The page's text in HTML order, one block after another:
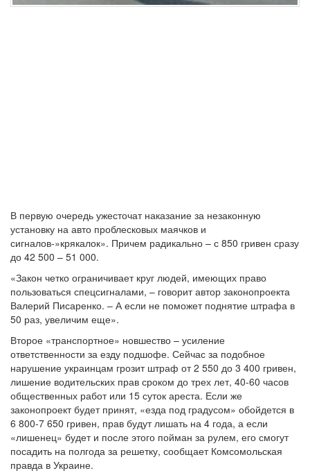
В первую очередь ужесточат наказание за незаконную
установку на авто проблесковых маячков и
сигналов-»крякалок». Причем радикально – с 850 гривен сразу
до 42 500 – 51 000.
«Закон четко ограничивает круг людей, имеющих право
пользоваться спецсигналами, – говорит автор законопроекта
Валерий Писаренко. – А если не поможет поднятие штрафа в
50 раз, увеличим еще».
Второе «транспортное» новшество – усиление
ответственности за езду подшофе. Сейчас за подобное
нарушение украинцам грозит штраф от 2 550 до 3 400 гривен,
лишение водительских прав сроком до трех лет, 40-60 часов
общественных работ или 15 суток ареста. Если же
законопроект будет принят, «езда под градусом» обойдется в
6 800-7 650 гривен, прав будут лишать на 4 года, а если
«лишенец» будет и после этого пойман за рулем, его смогут
посадить на полгода за решетку, сообщает Комсомольская
правда в Украине.